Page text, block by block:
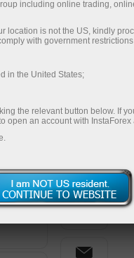
including online trading,
location is not the US, kindly
with government
in the United States;
the relevant button below. If
open an account with InstaForex